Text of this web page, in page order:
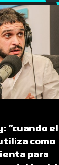
“cuando el
como
para